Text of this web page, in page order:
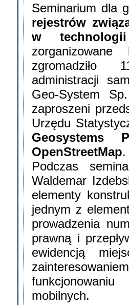
Seminarium dla
rejestrów
w
zgromadziło
administracji
Geo-System
zaproszeni
Urzędu
OpenStreetMap.
Podczas
Waldemar
elementy
jednym z
prowadzenia
prawną i
ewidencją
mobilnych.